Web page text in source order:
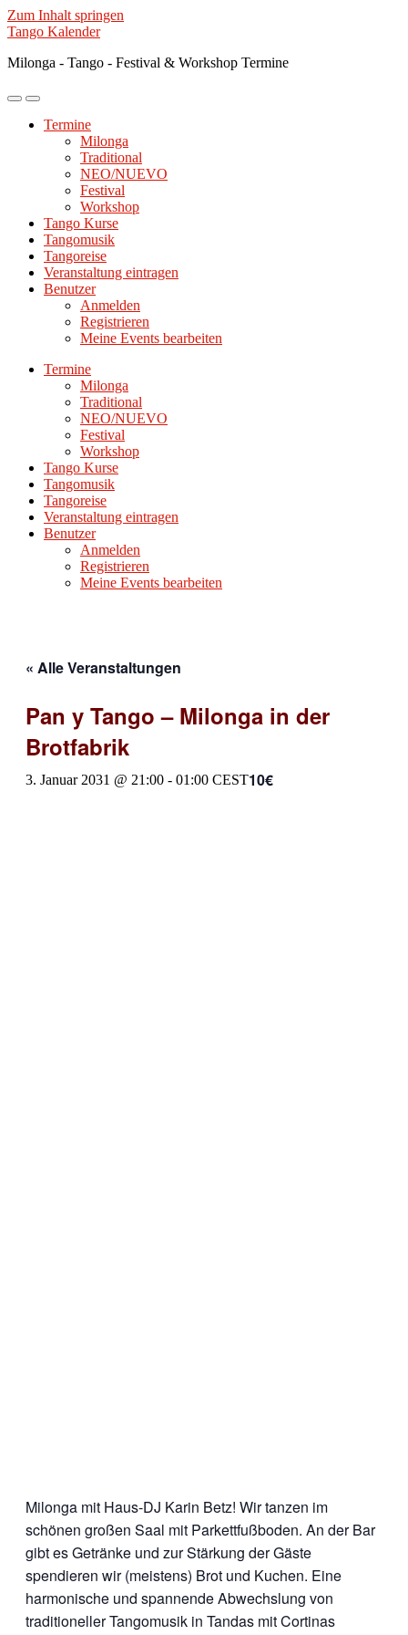
Zum Inhalt springen
Tango Kalender
Milonga - Tango - Festival & Workshop Termine
Mobile-
ein-/ausblenden
Suchfeld
ein-/ausblenden
Termine
Milonga
Traditional
NEO/NUEVO
Festival
Workshop
Tango Kurse
Tangomusik
Tangoreise
Veranstaltung eintragen
Benutzer
Anmelden
Registrieren
Meine Events bearbeiten
Termine
Milonga
Traditional
NEO/NUEVO
Festival
Workshop
Tango Kurse
Tangomusik
Tangoreise
Veranstaltung eintragen
Benutzer
Anmelden
Registrieren
Meine Events bearbeiten
« Alle Veranstaltungen
Pan y Tango – Milonga in der
Brotfabrik
3. Januar 2031 @ 21:00 - 01:00 CEST10€
Milonga mit Haus-DJ Karin Betz! Wir tanzen im
schönen großen Saal mit Parkettfußboden. An der Bar
gibt es Getränke und zur Stärkung der Gäste
spendieren wir (meistens) Brot und Kuchen. Eine
harmonische und spannende Abwechslung von
traditioneller Tangomusik in Tandas mit Cortinas